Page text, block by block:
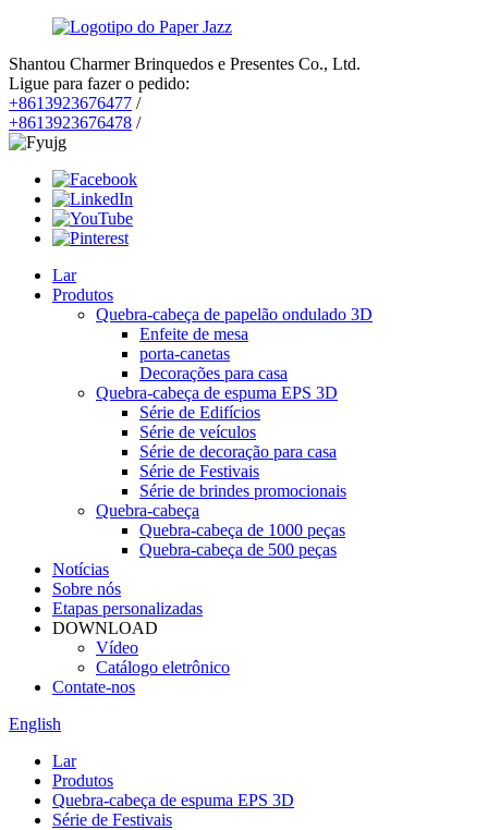
Shantou Charmer Brinquedos e Presentes Co., Ltd.
Ligue para fazer o pedido:
+8613923676477 /
+8613923676478 /
Lar
Produtos
Quebra-cabeça de papelão ondulado 3D
Enfeite de mesa
porta-canetas
Decorações para casa
Quebra-cabeça de espuma EPS 3D
Série de Edifícios
Série de veículos
Série de decoração para casa
Série de Festivais
Série de brindes promocionais
Quebra-cabeça
Quebra-cabeça de 1000 peças
Quebra-cabeça de 500 peças
Notícias
Sobre nós
Etapas personalizadas
DOWNLOAD
Vídeo
Catálogo eletrônico
Contate-nos
English
Lar
Produtos
Quebra-cabeça de espuma EPS 3D
Série de Festivais